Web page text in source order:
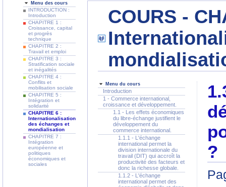
Menu des cours
INTRODUCTION :
Introduction
CHAPITRE 1 :
Croissance, capital
et progrès
technique
CHAPITRE 2 :
Travail et emploi
CHAPITRE 3 :
Stratification sociale
et inégalités
CHAPITRE 4 :
Conflits et
mobilisation sociale
CHAPITRE 5 :
Intégration et
solidarité
CHAPITRE 6 :
Internationalisation
des échanges et
mondialisation
CHAPITRE 7 :
Intégration
européenne et
politiques
économiques et
sociales
COURS -
Menu du cours
Introduction
1 - Commerce international,
croissance et développement.
1.1 - Les effets économiques
du libre-échange justifient le
développement du
commerce international.
1.1.1 - L'échange
international permet la
division internationale du
travail (DIT) qui accroît la
productivité des facteurs et
donc la richesse globale.
1.1.2 - L'échange
international permet des
?